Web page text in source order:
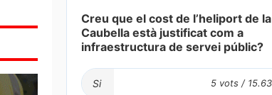
Creu que el cost de l’heliport de la
Caubella està justificat com a
infraestructura de servei públic?
Si